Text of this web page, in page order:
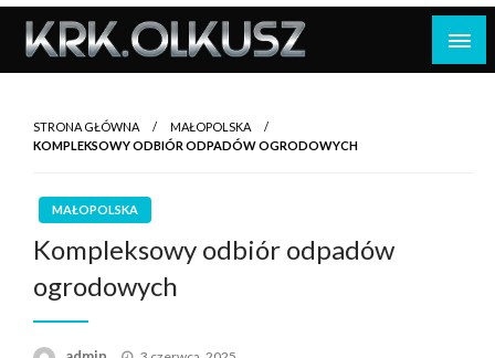
Skip
content
STRONA GŁÓWNA
MAŁOPOLSKA
KOMPLEKSOWY ODBIÓR ODPADÓW OGRODOWYCH
MAŁOPOLSKA
Kompleksowy odbiór odpadów
ogrodowych
Opublikowane